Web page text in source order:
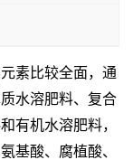
素比较全面，通
水溶肥料、复合
有机水溶肥料，
基酸、腐植酸、